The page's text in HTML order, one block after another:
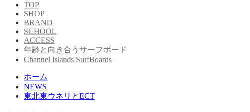
TOP
SHOP
BRAND
SCHOOL
ACCESS
年齢と向き合うサーフボード
Channel Islands SurfBoards
ホーム
NEWS
東北東ウネリとECT